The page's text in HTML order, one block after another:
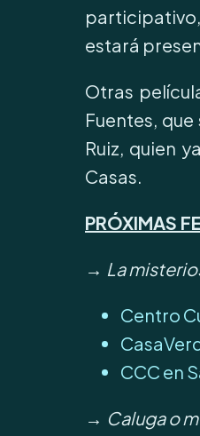
estará
Otras
Fuentes,
Ruiz, quien
Casas.
PRÓXIMAS
→ La
Centro
CCC en
→ Caluga o